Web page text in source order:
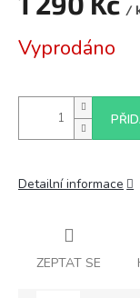
/
cena:
Vyprodáno
Detailní informace
ZEPTAT SE